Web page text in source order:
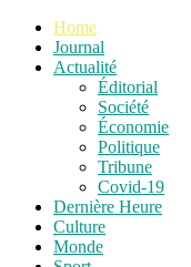
Home
Journal
Actualité
Éditorial
Société
Économie
Politique
Tribune
Covid-19
Dernière Heure
Culture
Monde